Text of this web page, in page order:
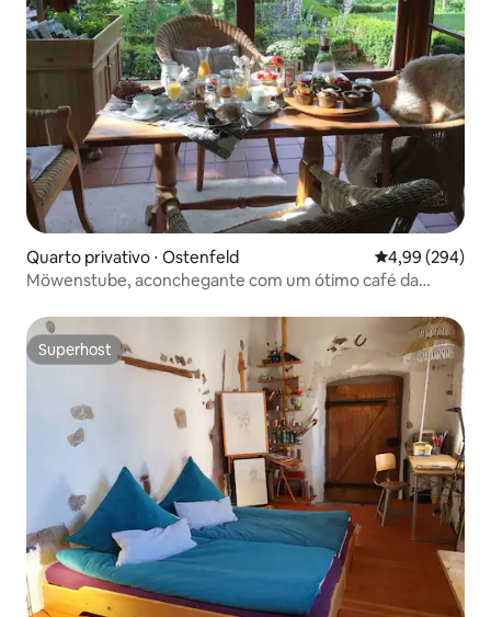
Quarto privativo ⋅ Ostenfeld 4,99 de uma
4,99 (294)
Möwenstube, aconchegante com um ótimo café da
Superhost
Superhost